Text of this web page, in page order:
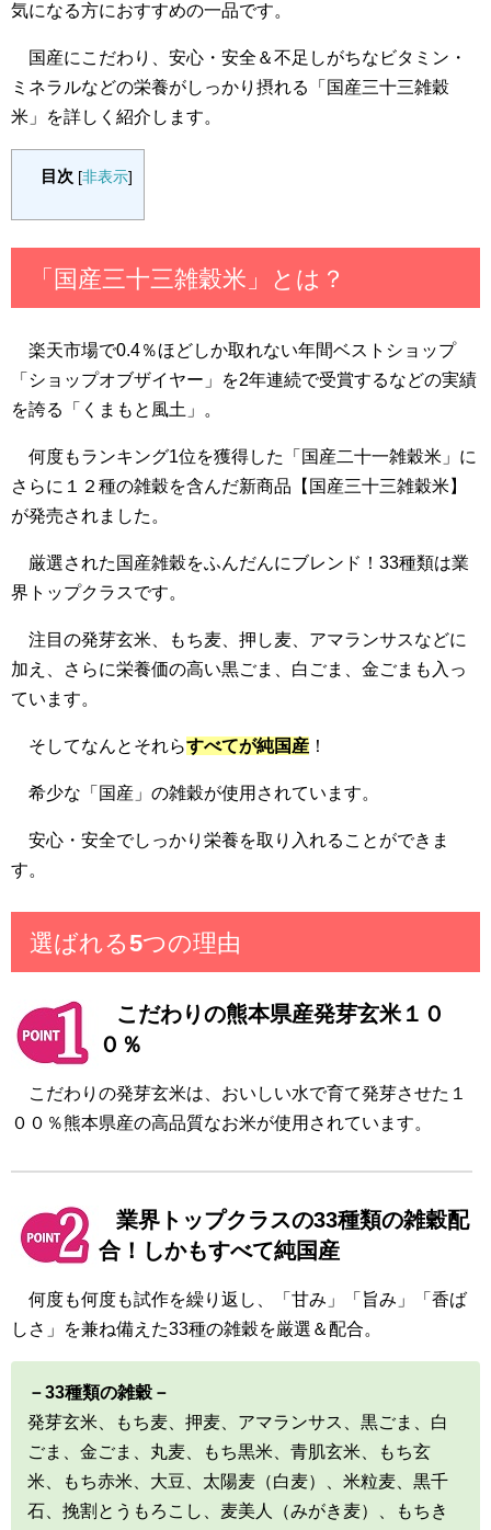
気になる方におすすめの一品です。
国産にこだわり、安心・安全＆不足しがちなビタミン・
ミネラルなどの栄養がしっかり摂れる「国産三十三雑穀
米」を詳しく紹介します。
目次 [非表示]
「国産三十三雑穀米」とは？
楽天市場で0.4％ほどしか取れない年間ベストショップ
「ショップオブザイヤー」を2年連続で受賞するなどの実績
を誇る「くまもと風土」。
何度もランキング1位を獲得した「国産二十一雑穀米」に
さらに１２種の雑穀を含んだ新商品【国産三十三雑穀米】
が発売されました。
厳選された国産雑穀をふんだんにブレンド！33種類は業
界トップクラスです。
注目の発芽玄米、もち麦、押し麦、アマランサスなどに
加え、さらに栄養価の高い黒ごま、白ごま、金ごまも入っ
ています。
そしてなんとそれらすべてが純国産 ！
希少な「国産」の雑穀が使用されています。
安心・安全でしっかり栄養を取り入れることができま
す。
選ばれる5つの理由
こだわりの熊本県産発芽玄米１０
０％
こだわりの発芽玄米は、おいしい水で育て発芽させた１
００％熊本県産の高品質なお米が使用されています。
業界トップクラスの33種類の雑穀配
合！しかもすべて純国産
何度も何度も試作を繰り返し、「甘み」「旨み」「香ば
しさ」を兼ね備えた33種の雑穀を厳選＆配合。
－33種類の雑穀－
発芽玄米、もち麦、押麦、アマランサス、黒ごま、白
ごま、金ごま、丸麦、もち黒米、青肌玄米、もち玄
米、もち赤米、大豆、太陽麦（白麦）、米粒麦、黒千
石、挽割とうもろこし、麦美人（みがき麦）、もちき